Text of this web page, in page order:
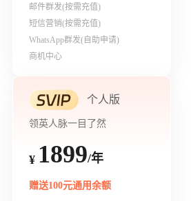
邮件群发(按需充值)
短信营销(按需充值)
WhatsApp群发(自助申请)
商机中心
个人版
领英人脉一目了然
¥ 1899/年
赠送100元通用余额